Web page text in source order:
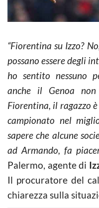
“Fiorentina su Izzo?
possano essere degli
ho sentito nessuno
anche il Genoa
Fiorentina, il ragazzo
campionato nel
sapere che alcune
ad Armando, fa
Palermo, agente di
Il procuratore del
chiarezza sulla